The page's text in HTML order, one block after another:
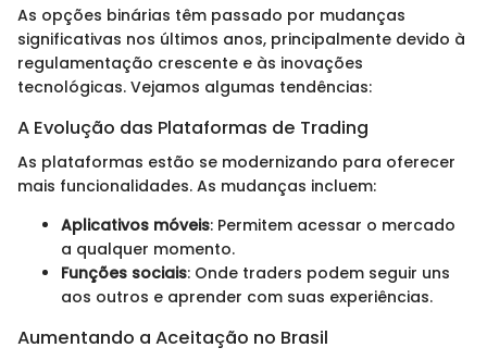
As opções binárias têm passado por mudanças
significativas nos últimos anos, principalmente devido à
regulamentação crescente e às inovações
tecnológicas. Vejamos algumas tendências:
A Evolução das Plataformas de Trading
As plataformas estão se modernizando para oferecer
mais funcionalidades. As mudanças incluem:
Aplicativos móveis: Permitem acessar o mercado
a qualquer momento.
Funções sociais: Onde traders podem seguir uns
aos outros e aprender com suas experiências.
Aumentando a Aceitação no Brasil